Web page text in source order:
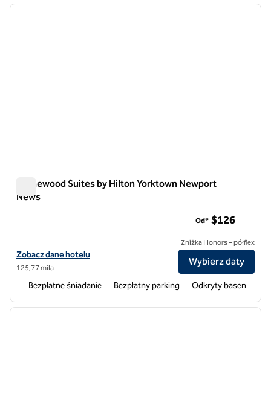
1 z 12
Homewood Suites by Hilton Yorktown Newport
News
Zobacz szczegóły hotelu Homewood Suites by Hilton Yorktown
Zobacz dane hotelu
125,77 mila
Od* $126
Zniżka Honors – półflex
Wybierz daty
Bezpłatne śniadanie Bezpłatny parking Odkryty basen
1 z 12